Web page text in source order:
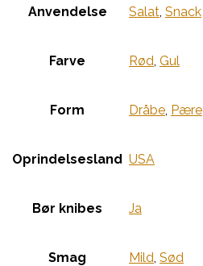
Anvendelse Salat Snack
Farve Rød Gul
Form Dråbe Pære
Oprindelsesland USA
Bør knibes Ja
Smag Mild Sød